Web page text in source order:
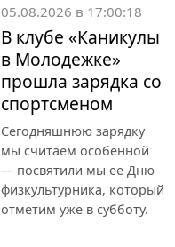
05.08.2026 в 17:00:18
В клубе «Каникулы
в Молодежке»
прошла зарядка со
спортсменом
Сегодняшнюю зарядку
мы считаем особенной
— посвятили мы ее Дню
физкультурника, который
отметим уже в субботу.